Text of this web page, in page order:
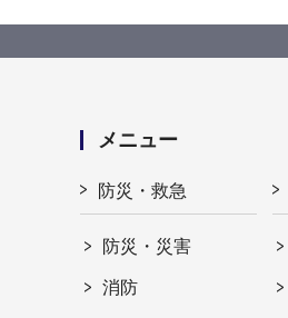
メニュー
防災・救急
防災・災害
消防